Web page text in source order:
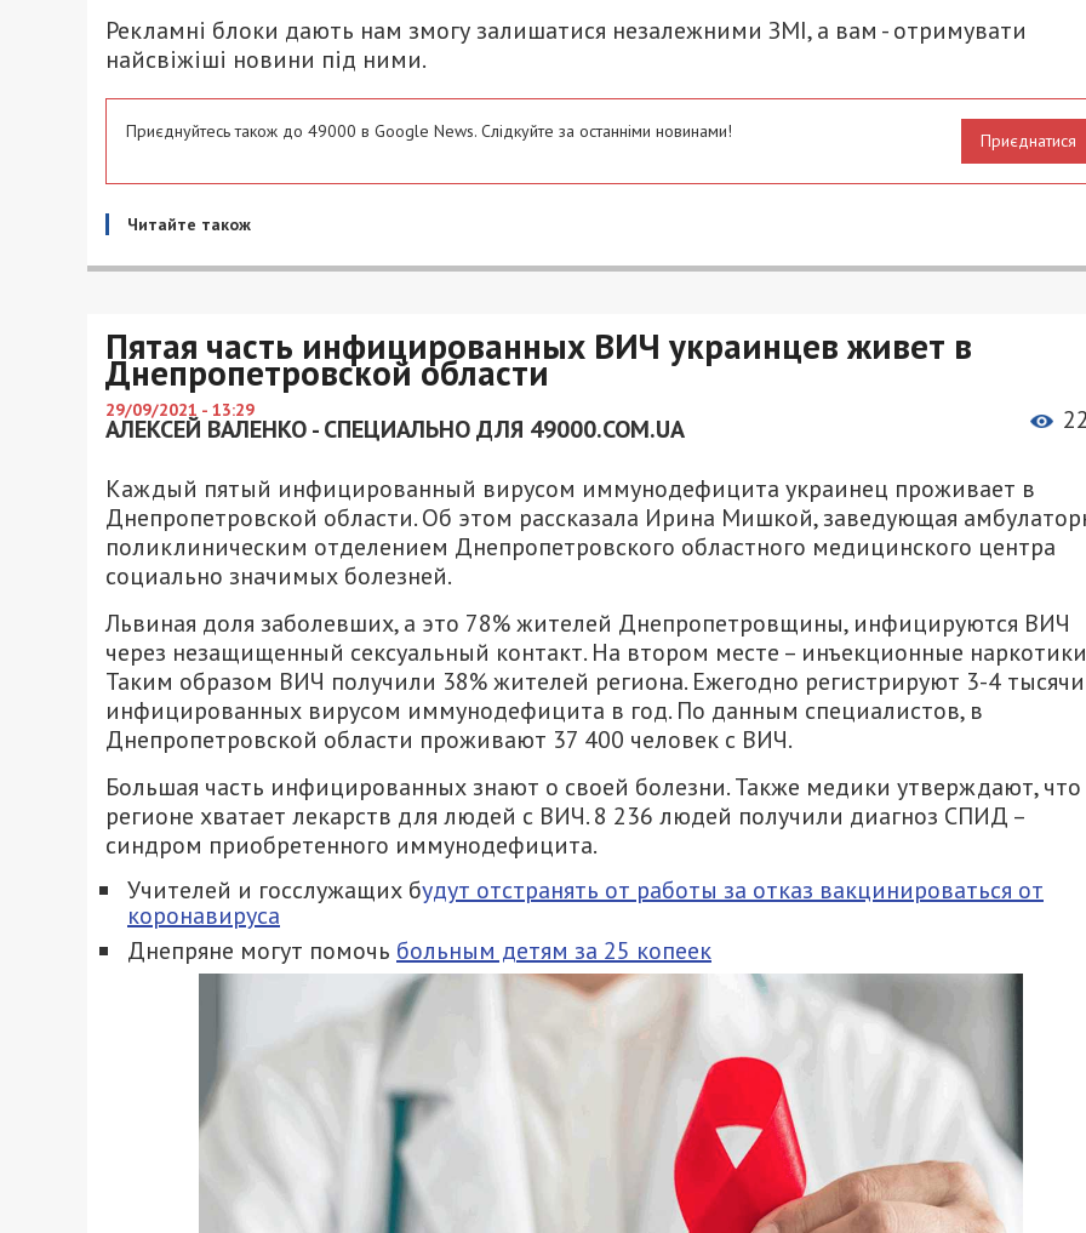
Рекламні блоки дають нам змогу залишатися незалежними ЗМІ, а вам - отримувати
найсвіжіші новини під ними.
Приєднуйтесь також до 49000 в Google News. Слідкуйте за останніми новинами! Приєднатися
Читайте також
Пятая часть инфицированных ВИЧ украинцев живет в
Днепропетровской области
29/09/2021 - 13:29
АЛЕКСЕЙ ВАЛЕНКО - СПЕЦИАЛЬНО ДЛЯ 49000.COM.UA
Каждый пятый инфицированный вирусом иммунодефицита украинец проживает в
Днепропетровской области. Об этом рассказала Ирина Мишкой, заведующая
поликлиническим отделением Днепропетровского областного медицинского центра
социально значимых болезней.
Львиная доля заболевших, а это 78% жителей Днепропетровщины, инфицируются ВИЧ
через незащищенный сексуальный контакт. На втором месте – инъекционные
Таким образом ВИЧ получили 38% жителей региона. Ежегодно регистрируют 3-4 тысячи
инфицированных вирусом иммунодефицита в год. По данным специалистов, в
Днепропетровской области проживают 37 400 человек с ВИЧ.
Большая часть инфицированных знают о своей болезни. Также медики утверждают,
регионе хватает лекарств для людей с ВИЧ. 8 236 людей получили диагноз СПИД –
синдром приобретенного иммунодефицита.
Учителей и госслужащих будут отстранять от работы за отказ вакцинироваться от
коронавируса
Днепряне могут помочь больным детям за 25 копеек